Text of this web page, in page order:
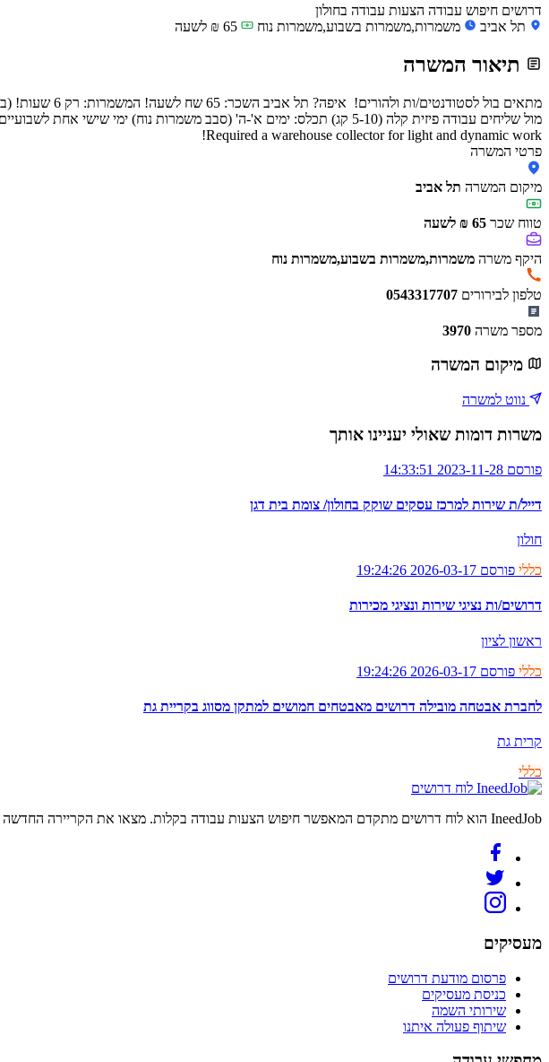
דרושים חיפוש עבודה הצעות עבודה בחולון
תל אביב
משמרות,משמרות בשבוע,משמרות נוח
תיאור המשרה
Required a warehouse collector for light and dynamic work!
פרטי המשרה
מיקום המשרה תל אביב
טווח שכר 65 ₪ לשעה
היקף משרה משמרות,משמרות בשבוע,משמרות נוח
טלפון לבירורים 0543317707
מספר משרה 3970
מיקום המשרה
נווט למשרה
משרות דומות שאולי יעניינו אותך
פורסם 2023-11-28 14:33:51
דייל/ת שירות למרכז עסקים שוקק בחולון/ צומת בית דגן
חולון
כללי פורסם 2026-03-17 19:24:26
דרושים/ות נציגי שירות ונציגי מכירות
ראשון לציון
כללי פורסם 2026-03-17 19:24:26
לחברת אבטחה מובילה דרושים מאבטחים חמושים למתקן מסווג בקריית גת
קרית גת
כללי
לוח דרושים
IneedJob הוא לוח דרושים מתקדם המאפשר חיפוש הצעות עבודה בקלות. מצאו את הקריירה החדשה שלכם היום.
מעסיקים
פרסום מודעת דרושים
כניסת מעסיקים
שירותי השמה
שיתוף פעולה איתנו